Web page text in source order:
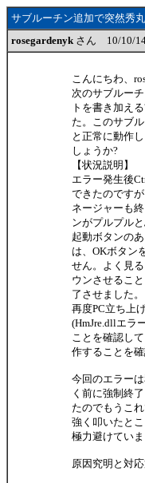
サブルーチン追加で突然秀
rosegardenyk さん 10/10/
こんにちわ、
次のサブルー
トを書き加え
た。このサブ
と正常に動作
しょうか?
【状況説明】
エラー発生後
できたのです
ネージャーも
ンがプルプル
起動ボタンの
は、OKボタン
せん。よく見
ウンさせるこ
了させました。
再度PC立ち上
(HmJre.dllエラ
ことを確認し
作することを確
今回のエラー
く前に強制終
たのでもうこ
強く叩いたと
極力避けてい
原因究明と対